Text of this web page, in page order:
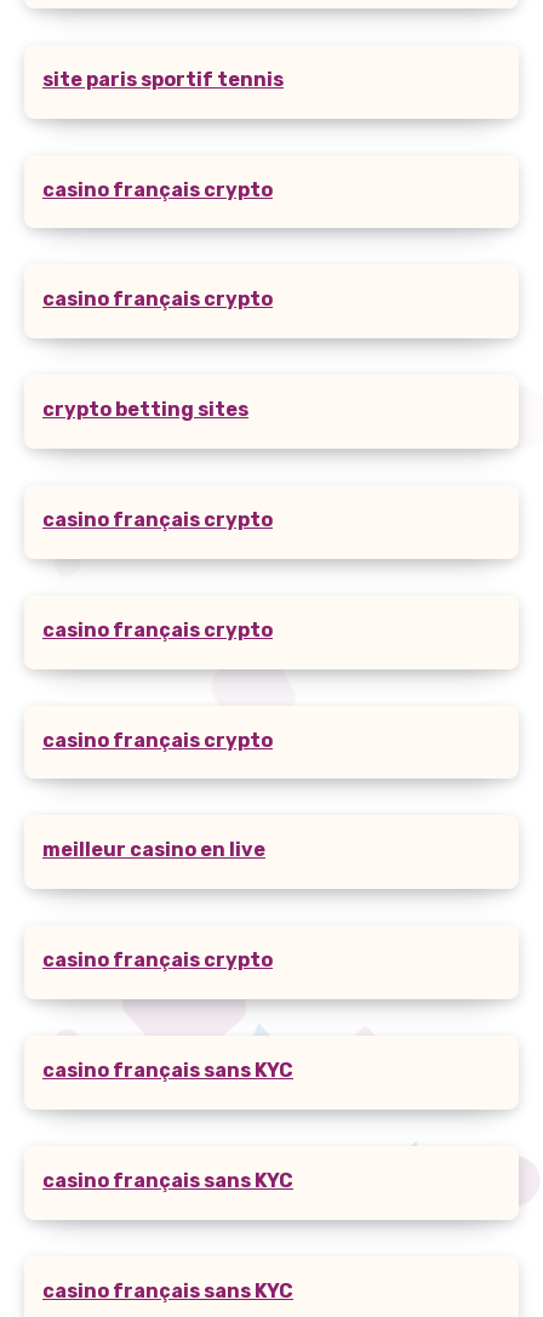
site paris sportif tennis
casino français crypto
casino français crypto
crypto betting sites
casino français crypto
casino français crypto
casino français crypto
meilleur casino en live
casino français crypto
casino français sans KYC
casino français sans KYC
casino français sans KYC